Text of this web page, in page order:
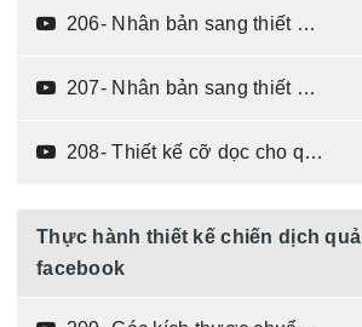
206- Nhân bản sang thiết kế cỡ vuông cho quảng cáo Google (12:30)
207- Nhân bản sang thiết kế cỡ ngang cho quảng cáo Google (06:15)
208- Thiết kế cỡ dọc cho quảng cáo Google (11:20)
Thực hành thiết kế chiến dịch
facebook